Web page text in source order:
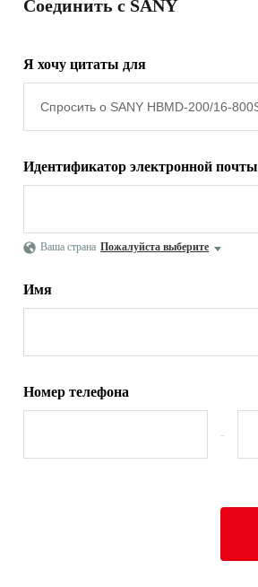
Соединить с SANY
Я хочу цитаты для
Идентификатор электронной почты
Ваша страна Пожалуйста выберите
Имя
Номер телефона
-